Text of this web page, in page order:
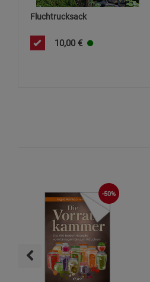
Fluchtrucksack
10,00 €
-50%